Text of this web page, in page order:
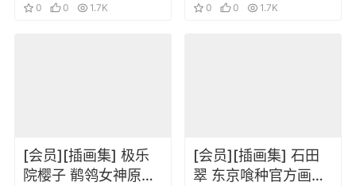
0
0 1.7K
清新插画集
0
0 1.7K
[会员][插画集] 极乐
院樱子 鹡鸰女神原画
[会员][插画集] 石田
翠 东京喰种官方画集